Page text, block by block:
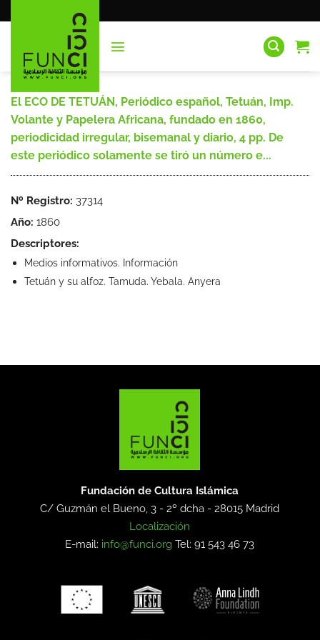
al
El ECO DE TETUÁN, Periódico español, Tetuán, Imp.
Volante y Papelera Africana, fundado en 1860,
periodicidad irregular, bisemanal y diario, 4 pp. De
este periódico solamente se tiró un número e...
Nº Registro: 37314
Año: 1860
Descriptores:
Medios informativos. Información
Tetuán y su alfoz. Tamuda. Yebala. Anyera
Fundación de Cultura Islámica
C/ Guzmán el Bueno, 3 - 2º dcha -28015 Madrid
Localización
E-mail: info@funci.org Tel: 91 543 46 73